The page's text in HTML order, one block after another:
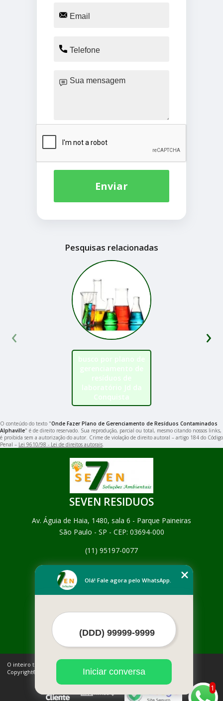
Enviar
Pesquisas relacionadas
busco por plano de
gerenciamento de
resíduos de
laboratório Jd da
Conquista
‹ ›
O conteúdo do texto "Onde Fazer Plano de Gerenciamento de Resíduos Contaminados
Alphaville" é de direito reservado. Sua reprodução, parcial ou total, mesmo citando nossos links,
é proibida sem a autorização do autor. Crime de violação de direito autoral – artigo 184 do Código
Penal – Lei 9610/98 - Lei de direitos autorais
SEVEN RESIDUOS
Av. Águia de Haia, 1480, sala 6 - Parque Paineiras
São Paulo - SP - CEP: 03694-000
(11) 95197-0077
Empresa
Contato
Mais Serviços
O inteiro teor deste site está sujeito à proteção de direitos autorais.
Copyright© SEVEN RESIDUOS (Lei 9610 de 19/02/1998)
1
Olá! Fale agora pelo WhatsApp.
Iniciar conversa